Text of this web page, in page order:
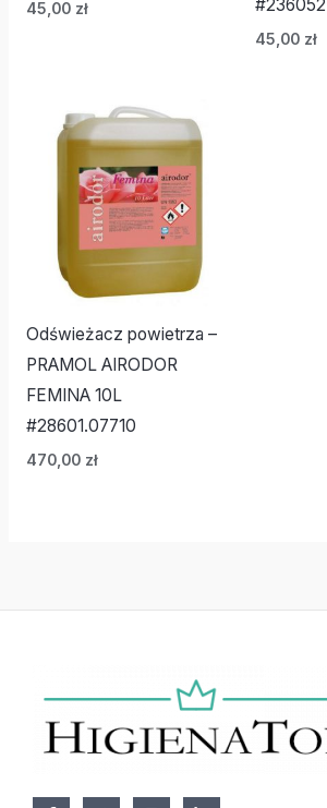
45,00 zł
#236052
45,00 zł
Odświeżacz powietrza –
PRAMOL AIRODOR
FEMINA 10L
#28601.07710
470,00 zł